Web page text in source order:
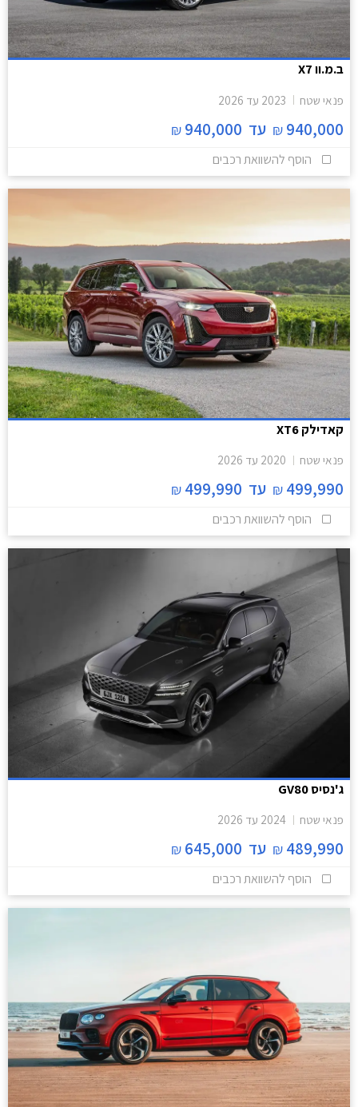
ב.מ.וו X7
פנאי שטח 2023 עד 2026
940,000
₪ עד 940,000
₪
הוסף להשוואת רכבים
קאדילק XT6
פנאי שטח 2020 עד 2026
499,990
₪ עד 499,990
₪
הוסף להשוואת רכבים
ג'נסיס GV80
פנאי שטח 2024 עד 2026
489,990
₪ עד 645,000
₪
הוסף להשוואת רכבים